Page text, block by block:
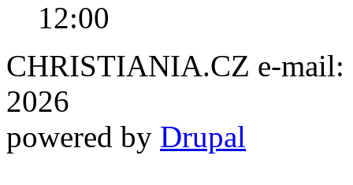
12:00
CHRISTIANIA.CZ e-mail:
2026
powered by Drupal